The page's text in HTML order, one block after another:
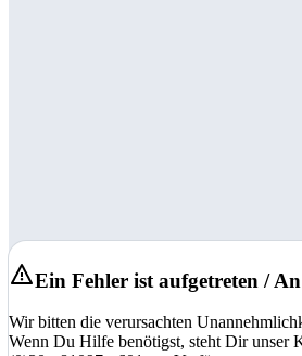
Ein Fehler ist aufgetreten /
Wir bitten die verursachten
Wenn Du Hilfe benötigst, steht Dir unser